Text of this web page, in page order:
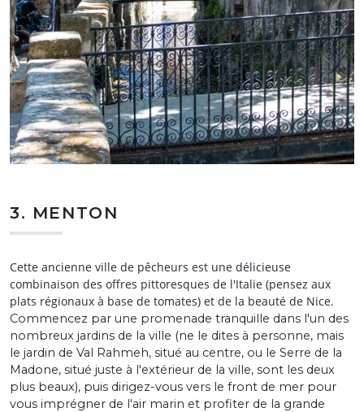
3. MENTON
Cette ancienne ville de pêcheurs est une délicieuse
combinaison des offres pittoresques de l'Italie (pensez aux
plats régionaux à base de tomates) et de la beauté de Nice.
Commencez par une promenade tranquille dans l'un des
nombreux jardins de la ville (ne le dites à personne, mais
le jardin de Val Rahmeh, situé au centre, ou le Serre de la
Madone, situé juste à l'extérieur de la ville, sont les deux
plus beaux), puis dirigez-vous vers le front de mer pour
vous imprégner de l'air marin et profiter de la grande